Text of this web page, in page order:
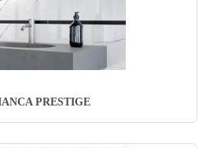
PRESTIGE